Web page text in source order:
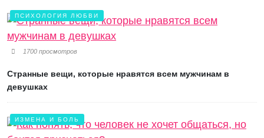
ПСИХОЛОГИЯ ЛЮБВИ
1700 просмотров
Странные вещи, которые нравятся всем мужчинам в
девушках
ИЗМЕНА И БОЛЬ